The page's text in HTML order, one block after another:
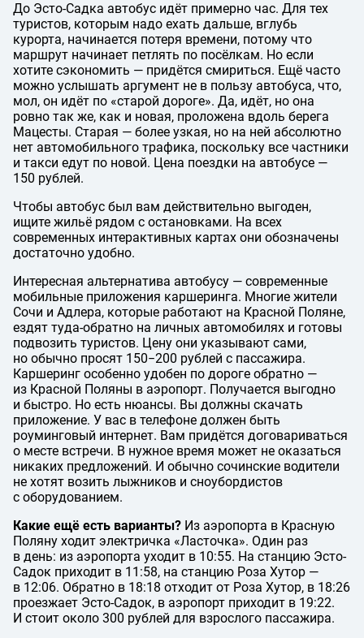
До Эсто-Садка автобус идёт примерно час. Для тех
туристов, которым надо ехать дальше, вглубь
курорта, начинается потеря времени, потому что
маршрут начинает петлять по посёлкам. Но если
хотите сэкономить — придётся смириться. Ещё часто
можно услышать аргумент не в пользу автобуса, что,
мол, он идёт по «старой дороге». Да, идёт, но она
ровно так же, как и новая, проложена вдоль берега
Мацесты. Старая — более узкая, но на ней абсолютно
нет автомобильного трафика, поскольку все частники
и такси едут по новой. Цена поездки на автобусе —
150 рублей.
Чтобы автобус был вам действительно выгоден,
ищите жильё рядом с остановками. На всех
современных интерактивных картах они обозначены
достаточно удобно.
Интересная альтернатива автобусу — современные
мобильные приложения каршеринга. Многие жители
Сочи и Адлера, которые работают на Красной Поляне,
ездят туда-обратно на личных автомобилях и готовы
подвозить туристов. Цену они указывают сами,
но обычно просят 150−200 рублей с пассажира.
Каршеринг особенно удобен по дороге обратно —
из Красной Поляны в аэропорт. Получается выгодно
и быстро. Но есть нюансы. Вы должны скачать
приложение. У вас в телефоне должен быть
роуминговый интернет. Вам придётся договариваться
о месте встречи. В нужное время может не оказаться
никаких предложений. И обычно сочинские водители
не хотят возить лыжников и сноубордистов
с оборудованием.
Какие ещё есть варианты? Из аэропорта в Красную
Поляну ходит электричка «Ласточка». Один раз
в день: из аэропорта уходит в 10:55. На станцию Эсто-
Садок приходит в 11:58, на станцию Роза Хутор —
в 12:06. Обратно в 18:18 отходит от Роза Хутор, в 18:26
проезжает Эсто-Садок, в аэропорт приходит в 19:22.
И стоит около 300 рублей для взрослого пассажира.